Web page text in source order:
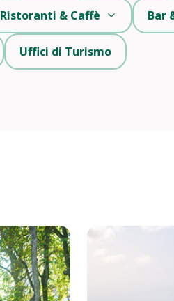
Ristoranti & Caffè Bar
Uffici di Turismo